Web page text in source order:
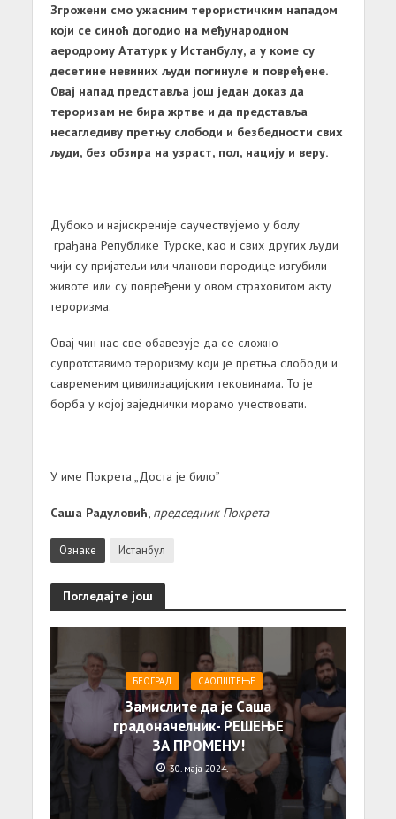
Згрожени смо ужасним терористичким нападом
који се синоћ догодио на међународном
аеродрому Ататурк у Истанбулу, а у коме су
десетине невиних људи погинуле и повређене.
Овај напад представља још један доказ да
тероризам не бира жртве и да представља
несагледиву претњу слободи и безбедности свих
људи, без обзира на узраст, пол, нацију и веру.
Дубоко и најискреније саучествујемо у болу
грађана Републике Турске, као и свих других људи
чији су пријатељи или чланови породице изгубили
животе или су повређени у овом страховитом акту
тероризма.
Овај чин нас све обавезује да се сложно
супротставимо тероризму који је претња слободи и
савременим цивилизацијским тековинама. То је
борба у којој заједнички морамо учествовати.
У име Покрета „Доста је било”
Саша Радуловић председник Покрета
Ознаке Истанбул
Погледајте још
БЕОГРАД САОПШТЕЊE
Замислите да је Саша
градоначелник- РЕШЕЊЕ
ЗА ПРОМЕНУ!
30. маја 2024.